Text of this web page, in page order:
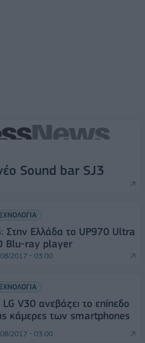
Sound bar SJ3
Στην Ελλάδα το UP970 Ultra
Blu-ray player
2017 - 03:00
LG V30 ανεβάζει το επίπεδο
κάμερες των smartphones
2017 - 03:00